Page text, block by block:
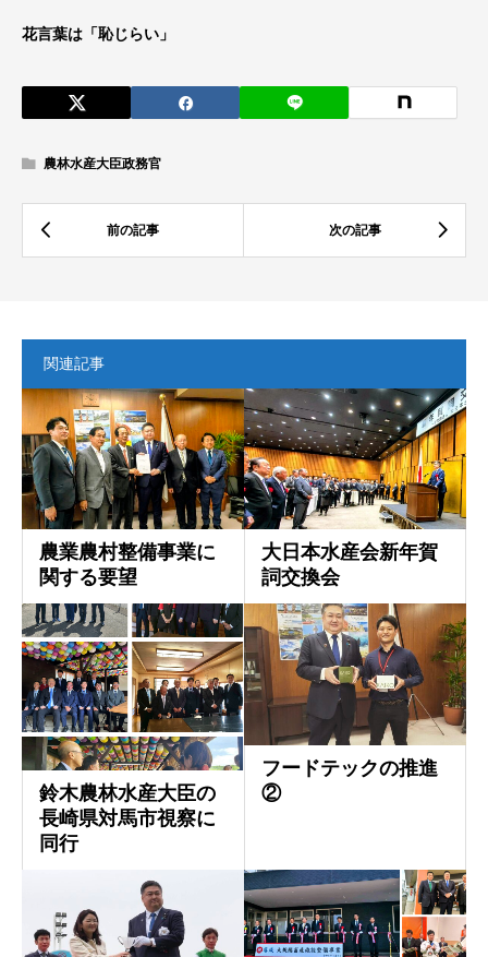
花言葉は「恥じらい」
農林水産大臣政務官
関連記事
農業農村整備事業に
関する要望
大日本水産会新年賀
詞交換会
鈴木農林水産大臣の
長崎県対馬市視察に
同行
フードテックの推進
②